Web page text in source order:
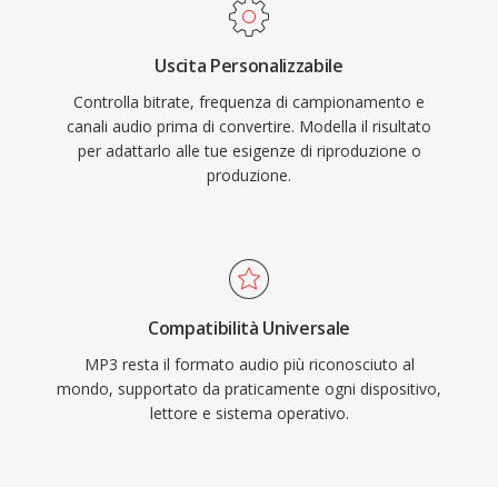
Uscita Personalizzabile
Controlla bitrate, frequenza di campionamento e
canali audio prima di convertire. Modella il risultato
per adattarlo alle tue esigenze di riproduzione o
produzione.
Compatibilità Universale
MP3 resta il formato audio più riconosciuto al
mondo, supportato da praticamente ogni dispositivo,
lettore e sistema operativo.